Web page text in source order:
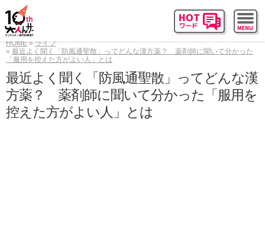
HOME
ライフ
最近よく聞く「防風通聖散」ってどんな漢方薬？ 薬剤師に聞いて分かった
「服用を控えた方がよい人」とは
最近よく聞く「防風通聖散」ってどんな漢
方薬？ 薬剤師に聞いて分かった「服用を
控えた方がよい人」とは